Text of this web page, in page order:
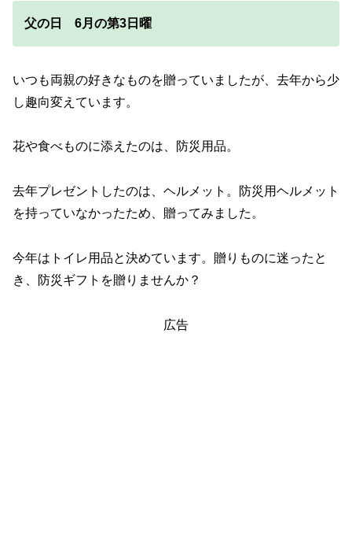
父の日 6月の第3日曜
いつも両親の好きなものを贈っていましたが、去年から少
し趣向変えています。
花や食べものに添えたのは、防災用品。
去年プレゼントしたのは、ヘルメット。防災用ヘルメット
を持っていなかったため、贈ってみました。
今年はトイレ用品と決めています。贈りものに迷ったと
き、防災ギフトを贈りませんか？
広告